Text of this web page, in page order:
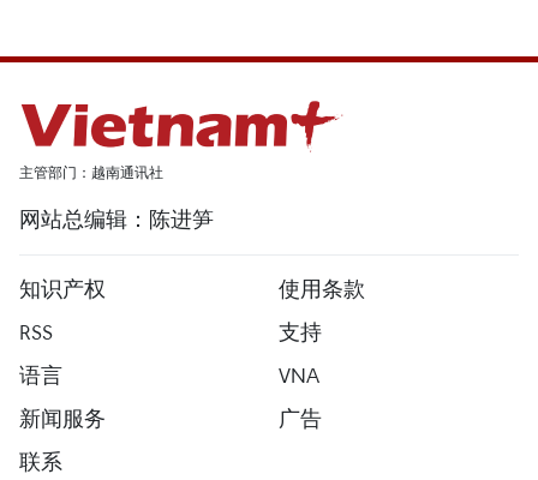
主管部门：越南通讯社
网站总编辑：陈进笋
知识产权
使用条款
RSS
支持
语言
VNA
新闻服务
广告
联系